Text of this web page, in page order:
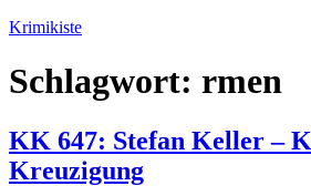
Zum
springen
Krimikiste
Schlagwort: rmen
KK 647: Stefan Keller –
Kreuzigung